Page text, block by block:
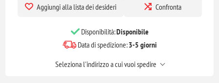
Aggiungi alla lista dei desideri Confronta
Disponibilità:Disponibile
Data di spedizione:3-5 giorni
Seleziona l'indirizzo a cui vuoi spedire